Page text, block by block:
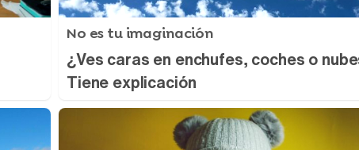
No es tu imaginación
¿Ves caras en enchufes, coches o
Tiene explicación